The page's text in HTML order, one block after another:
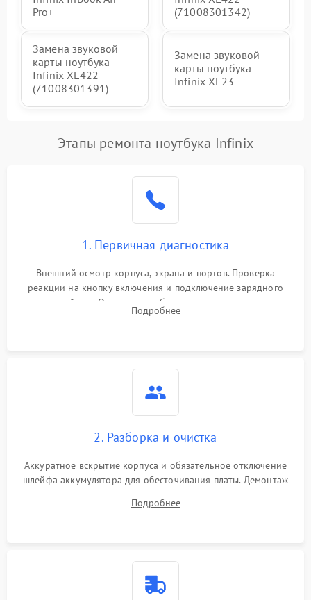
Pro+
(71008301342)
Замена звуковой
карты ноутбука
Infinix XL422
(71008301391)
Замена звуковой
карты ноутбука
Infinix XL23
Этапы ремонта ноутбука Infinix
1. Первичная диагностика
Внешний осмотр корпуса, экрана и портов. Проверка
реакции на кнопку включения и подключение зарядного
устройства. Оценка потребления тока с помощью
лабораторного блока питания для локализации проблемы.
Подробнее
2. Разборка и очистка
Аккуратное вскрытие корпуса и обязательное отключение
шлейфа аккумулятора для обесточивания платы. Демонтаж
высохшей термопасты с кристаллов чипов.
Подробнее